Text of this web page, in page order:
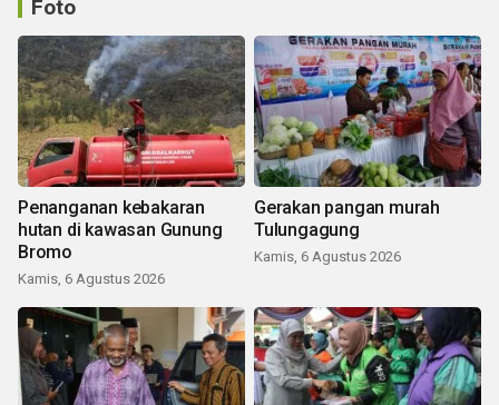
Foto
Penanganan kebakaran
hutan di kawasan Gunung
Bromo
Kamis, 6 Agustus 2026
Gerakan pangan murah
Tulungagung
Kamis, 6 Agustus 2026